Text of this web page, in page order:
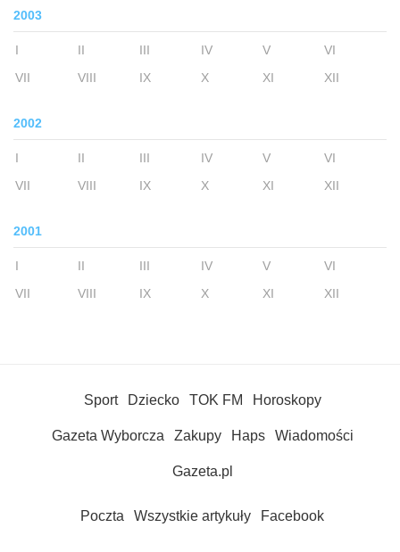
2003
I II III IV V
VI
VII
VIII IX X XI XII
2002
I II III IV V
VI
VII
VIII IX X XI XII
2001
I II III IV V
VI
VII
VIII IX X XI XII
Sport Dziecko TOK FM Horoskopy
Gazeta Wyborcza Zakupy Haps Wiadomości
Gazeta.pl
Poczta Wszystkie artykuły Facebook